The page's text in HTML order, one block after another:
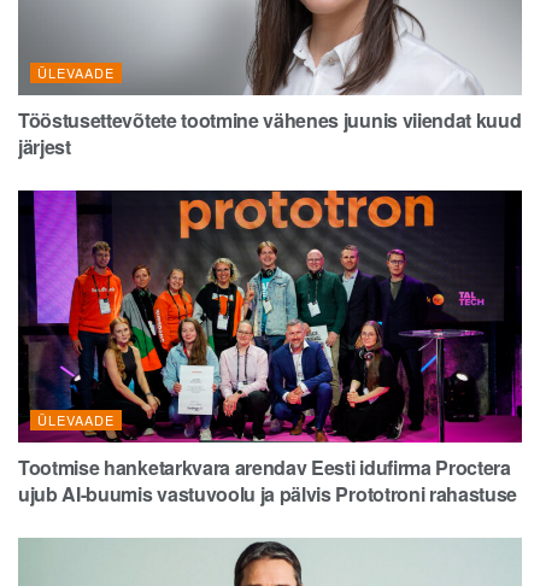
ÜLEVAADE
Tööstusettevõtete tootmine vähenes juunis viiendat kuud
järjest
ÜLEVAADE
Tootmise hanketarkvara arendav Eesti idufirma Proctera
ujub AI-buumis vastuvoolu ja pälvis Prototroni rahastuse